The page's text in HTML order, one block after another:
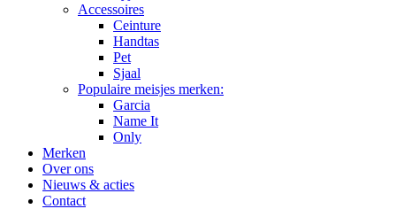
Accessoires
Ceinture
Handtas
Pet
Sjaal
Populaire meisjes merken:
Garcia
Name It
Only
Merken
Over ons
Nieuws & acties
Contact